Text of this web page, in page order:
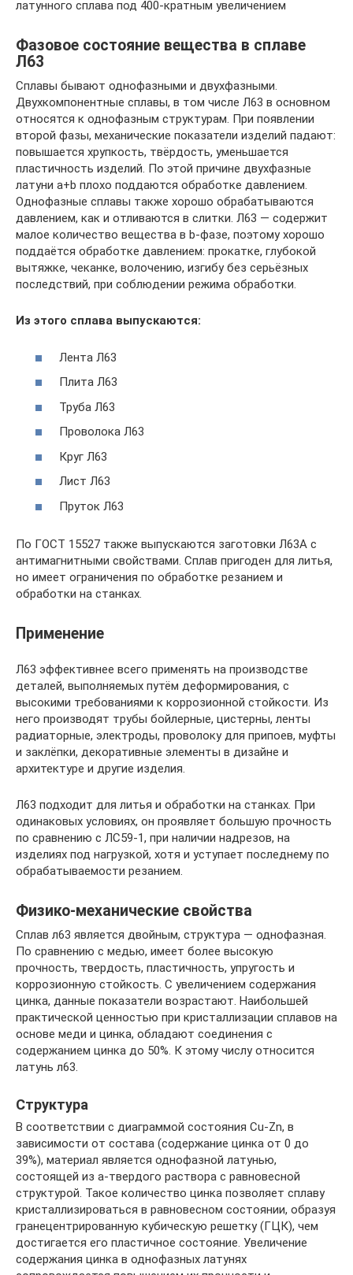
латунного сплава под 400-кратным увеличением
Фазовое состояние вещества в сплаве
Л63
Сплавы бывают однофазными и двухфазными.
Двухкомпонентные сплавы, в том числе Л63 в основном
относятся к однофазным структурам. При появлении
второй фазы, механические показатели изделий падают:
повышается хрупкость, твёрдость, уменьшается
пластичность изделий. По этой причине двухфазные
латуни a+b плохо поддаются обработке давлением.
Однофазные сплавы также хорошо обрабатываются
давлением, как и отливаются в слитки. Л63 — содержит
малое количество вещества в b-фазе, поэтому хорошо
поддаётся обработке давлением: прокатке, глубокой
вытяжке, чеканке, волочению, изгибу без серьёзных
последствий, при соблюдении режима обработки.
Из этого сплава выпускаются:
Лента Л63
Плита Л63
Труба Л63
Проволока Л63
Круг Л63
Лист Л63
Пруток Л63
По ГОСТ 15527 также выпускаются заготовки Л63А с
антимагнитными свойствами. Сплав пригоден для литья,
но имеет ограничения по обработке резанием и
обработки на станках.
Применение
Л63 эффективнее всего применять на производстве
деталей, выполняемых путём деформирования, с
высокими требованиями к коррозионной стойкости. Из
него производят трубы бойлерные, цистерны, ленты
радиаторные, электроды, проволоку для припоев, муфты
и заклёпки, декоративные элементы в дизайне и
архитектуре и другие изделия.
Л63 подходит для литья и обработки на станках. При
одинаковых условиях, он проявляет большую прочность
по сравнению с ЛС59-1, при наличии надрезов, на
изделиях под нагрузкой, хотя и уступает последнему по
обрабатываемости резанием.
Физико-механические свойства
Сплав л63 является двойным, структура — однофазная.
По сравнению с медью, имеет более высокую
прочность, твердость, пластичность, упругость и
коррозионную стойкость. С увеличением содержания
цинка, данные показатели возрастают. Наибольшей
практической ценностью при кристаллизации сплавов на
основе меди и цинка, обладают соединения с
содержанием цинка до 50%. К этому числу относится
латунь л63.
Структура
В соответствии с диаграммой состояния Cu-Zn, в
зависимости от состава (содержание цинка от 0 до
39%), материал является однофазной латунью,
состоящей из a-твердого раствора с равновесной
структурой. Такое количество цинка позволяет сплаву
кристаллизироваться в равновесном состоянии, образуя
гранецентрированную кубическую решетку (ГЦК), чем
достигается его пластичное состояние. Увеличение
содержания цинка в однофазных латунях